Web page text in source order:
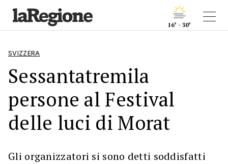
16° - 30°
SVIZZERA
Sessantatremila
persone al Festival
delle luci di Morat
Gli organizzatori si sono detti soddisfatti